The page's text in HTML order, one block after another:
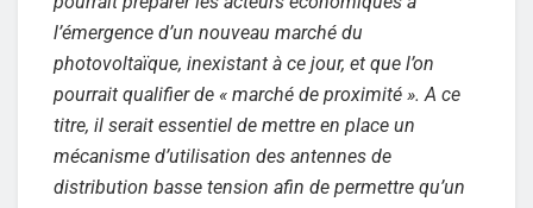
l’émergence d’un nouveau marché du
photovoltaïque, inexistant à ce jour, et que l’on
pourrait qualifier de « marché de proximité ». A ce
titre, il serait essentiel de mettre en place un
mécanisme d’utilisation des antennes de
distribution basse tension afin de permettre qu’un